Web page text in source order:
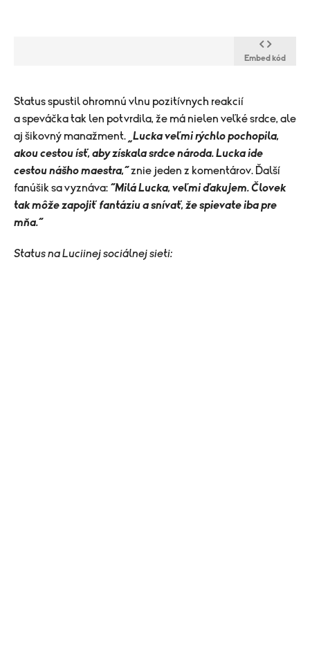
Embed kód
​Status spustil ohromnú vlnu pozitívnych reakcií
a speváčka tak len potvrdila, že má nielen veľké srdce, ale
aj šikovný manažment.
„Lucka veľmi rýchlo pochopila,
akou cestou ísť, aby získala srdce národa. Lucka ide
cestou nášho maestra,“znie jeden z komentárov. Ďalší
fanúšik sa vyznáva: “Milá Lucka, veľmi ďakujem. Človek
tak môže zapojiť fantáziu a snívať, že spievate iba pre
mňa.“
Status na Luciinej sociálnej sieti: